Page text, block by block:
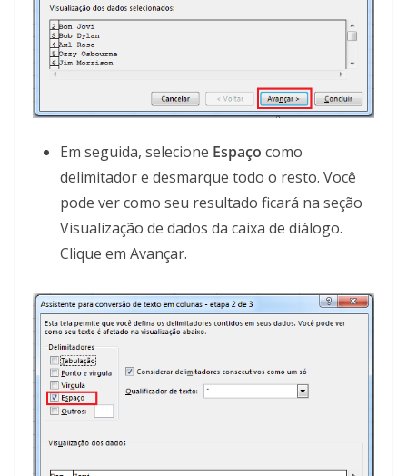
Em seguida, selecione Espaço como
delimitador e desmarque todo o resto. Você
pode ver como seu resultado ficará na seção
Visualização de dados da caixa de diálogo.
Clique em Avançar.